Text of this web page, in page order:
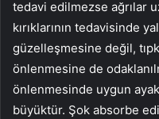
tedavi edilmezse ağrılar
kırıklarının tedavisinde
güzelleşmesine değil,
önlenmesine de
önlenmesinde uygun
büyüktür. Şok absorbe